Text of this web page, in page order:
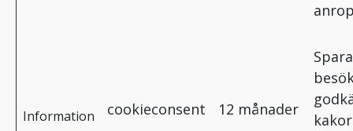
Information cookieconsent 12 månader
kakor